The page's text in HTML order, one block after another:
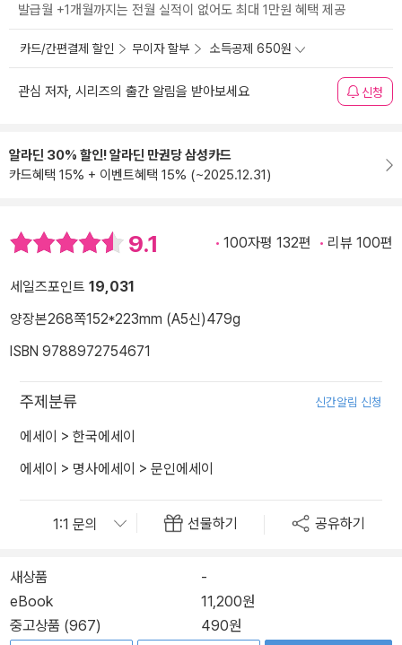
발급월 +1개월까지는 전월 실적이 없어도 최대 1만원 혜택 제공
카드/간편결제 할인 무이자 할부 소득공제 650원
관심 저자, 시리즈의 출간 알림을 받아보세요 신청
알라딘 30% 할인! 알라딘 만권당 삼성카드
카드혜택 15% + 이벤트혜택 15% (~2025.12.31)
9.1 100자평 132편 리뷰 100편
세일즈포인트 19,031
양장본268쪽152*223mm (A5신)479g
ISBN 9788972754671
주제분류 신간알림 신청
에세이 > 한국에세이
에세이 > 명사에세이 > 문인에세이
선물하기 공유하기
새상품
-
eBook
11,200원
중고상품 (967)
490원